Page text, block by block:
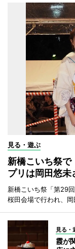
見る・遊ぶ
新橋こいち祭
プリは岡田悠未
新橋こいち祭「第29
桜田会場で行われ、岡
見る・
霞が